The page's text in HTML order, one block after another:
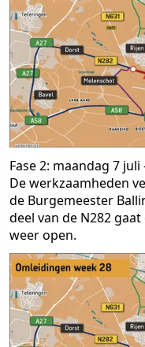
Fase 2: maandag 7
De werkzaamheden
de Burgemeester
deel van de N282
weer open.